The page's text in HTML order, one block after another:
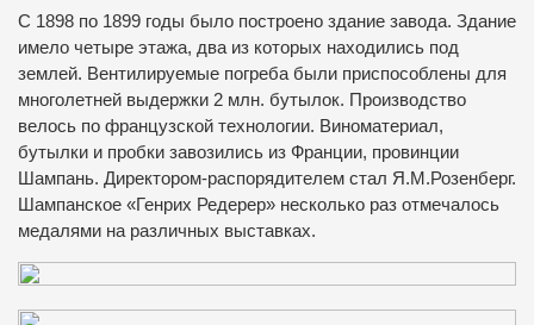
С 1898 по 1899 годы было построено здание завода. Здание
имело четыре этажа, два из которых находились под
землей. Вентилируемые погреба были приспособлены для
многолетней выдержки 2 млн. бутылок. Производство
велось по французской технологии. Виноматериал,
бутылки и пробки завозились из Франции, провинции
Шампань. Директором-распорядителем стал Я.М.Розенберг.
Шампанское «Генрих Редерер» несколько раз отмечалось
медалями на различных выставках.